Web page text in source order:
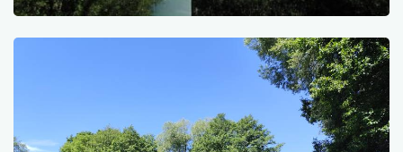
Zastosuj